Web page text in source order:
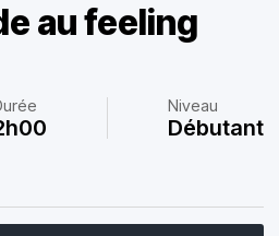
au feeling
Niveau
Débutant